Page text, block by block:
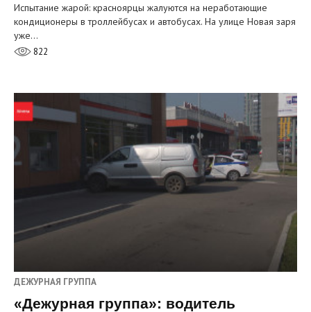
Испытание жарой: красноярцы жалуются на неработающие
кондиционеры в троллейбусах и автобусах. На улице Новая заря
уже…
822
ДЕЖУРНАЯ ГРУППА
«Дежурная группа»: водитель